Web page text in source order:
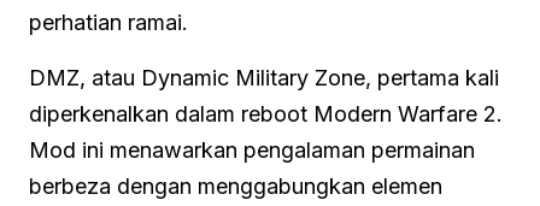
perhatian ramai.
DMZ, atau Dynamic Military Zone, pertama kali
diperkenalkan dalam reboot Modern Warfare 2.
Mod ini menawarkan pengalaman permainan
berbeza dengan menggabungkan elemen